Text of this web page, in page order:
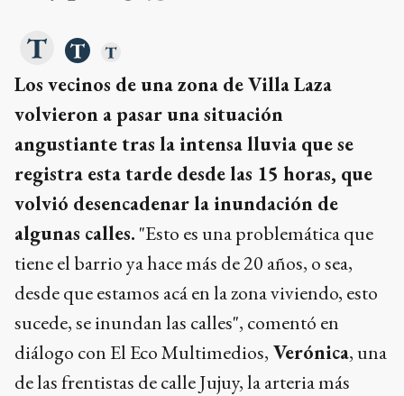
Los vecinos de una zona de Villa Laza
volvieron a pasar una situación
angustiante tras la intensa lluvia que se
registra esta tarde desde las 15 horas, que
volvió desencadenar la inundación de
algunas calles. "Esto es una problemática que
tiene el barrio ya hace más de 20 años, o sea,
desde que estamos acá en la zona viviendo, esto
sucede, se inundan las calles", comentó en
diálogo con El Eco Multimedios, Verónica, una
de las frentistas de calle Jujuy, la arteria más